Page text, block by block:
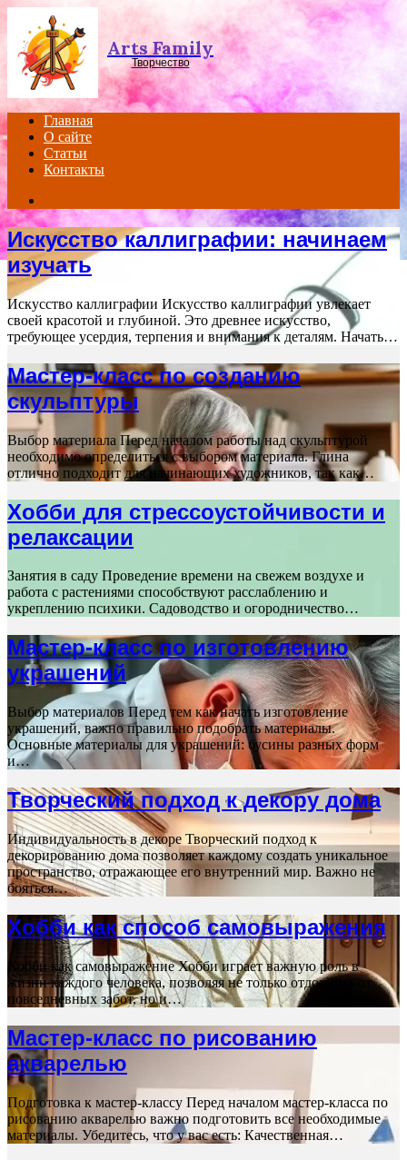
Arts Family
Творчество
Главная
О сайте
Статьи
Контакты
for
Искусство каллиграфии: начинаем
изучать
Искусство каллиграфии Искусство каллиграфии увлекает
своей красотой и глубиной. Это древнее искусство,
требующее усердия, терпения и внимания к деталям. Начать…
Мастер-класс по созданию
скульптуры
Выбор материала Перед началом работы над скульптурой
необходимо определиться с выбором материала. Глина
отлично подходит для начинающих художников, так как…
Хобби для стрессоустойчивости и
релаксации
Занятия в саду Проведение времени на свежем воздухе и
работа с растениями способствуют расслаблению и
укреплению психики. Садоводство и огородничество…
Мастер-класс по изготовлению
украшений
Выбор материалов Перед тем как начать изготовление
украшений, важно правильно подобрать материалы.
Основные материалы для украшений: бусины разных форм
и…
Творческий подход к декору дома
Индивидуальность в декоре Творческий подход к
декорированию дома позволяет каждому создать уникальное
пространство, отражающее его внутренний мир. Важно не
бояться…
Хобби как способ самовыражения
Хобби как самовыражение Хобби играет важную роль в
жизни каждого человека, позволяя не только отдохнуть от
повседневных забот, но и…
Мастер-класс по рисованию
акварелью
Подготовка к мастер-классу Перед началом мастер-класса по
рисованию акварелью важно подготовить все необходимые
материалы. Убедитесь, что у вас есть: Качественная…